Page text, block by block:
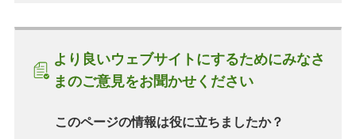
より良いウェブサイトにするためにみなさ
まのご意見をお聞かせください
このページの情報は役に立ちましたか？